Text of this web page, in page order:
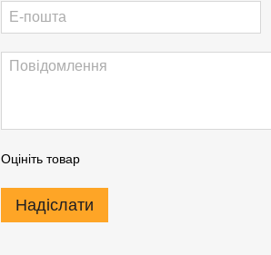
Оцініть товар
Надіслати